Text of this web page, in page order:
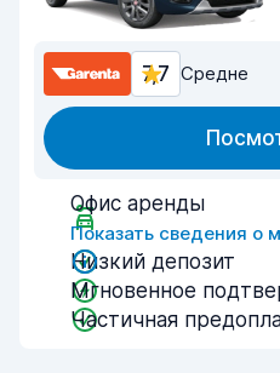
7,7 Средне
Офис аренды
Показать сведения о
Низкий депозит
Мгновенное
Частичная